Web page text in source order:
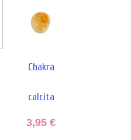
Chakra
calcita
3,95 €